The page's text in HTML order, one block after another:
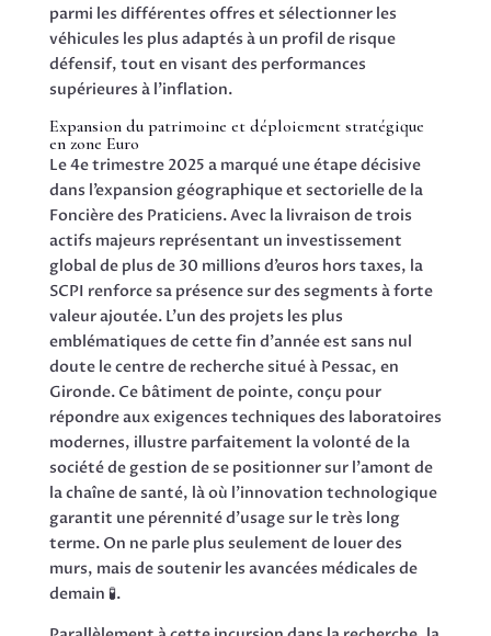
parmi les différentes offres et sélectionner les
véhicules les plus adaptés à un profil de risque
défensif, tout en visant des performances
supérieures à l’inflation.
Expansion du patrimoine et déploiement stratégique
en zone Euro
Le 4e trimestre 2025 a marqué une étape décisive
dans l’expansion géographique et sectorielle de la
Foncière des Praticiens. Avec la livraison de trois
actifs majeurs représentant un investissement
global de plus de 30 millions d’euros hors taxes, la
SCPI renforce sa présence sur des segments à forte
valeur ajoutée. L’un des projets les plus
emblématiques de cette fin d’année est sans nul
doute le centre de recherche situé à Pessac, en
Gironde. Ce bâtiment de pointe, conçu pour
répondre aux exigences techniques des laboratoires
modernes, illustre parfaitement la volonté de la
société de gestion de se positionner sur l’amont de
la chaîne de santé, là où l’innovation technologique
garantit une pérennité d’usage sur le très long
terme. On ne parle plus seulement de louer des
murs, mais de soutenir les avancées médicales de
demain 🧪.